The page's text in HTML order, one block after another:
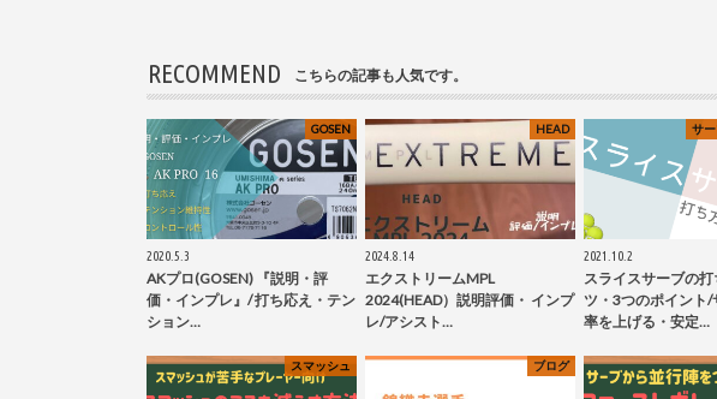
RECOMMEND こちらの記事も人気です。
GOSEN
2020.5.3
AKプロ(GOSEN) 『説明・評
価・インプレ』/ 打ち応え・テン
ション…
HEAD
2024.8.14
エクストリームMPL
2024(HEAD）説明評価・ インプ
レ/アシスト…
サ
2021.10.2
スライスサーブの打
ツ・3つのポイント/
率を上げる・安定…
スマッシュ ブログ